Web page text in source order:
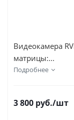
Видеокамера
матрицы:...
Подробнее
3 800 руб./шт